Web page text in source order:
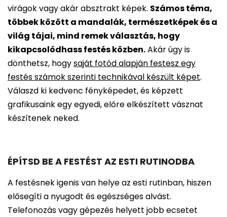
virágok vagy akár absztrakt képek. Számos téma,
többek között a mandalák, természetképek és a
világ tájai, mind remek választás, hogy
kikapcsolódhass festés közben.Akár úgy is
dönthetsz, hogysaját fotód alapján festesz egy
festés számok szerinti technikával készült képet.
Válaszd ki kedvenc fényképedet, és képzett
grafikusaink egy egyedi, előre elkészített vásznat
készítenek neked.
ÉPÍTSD BE A FESTÉST AZ ESTI RUTINODBA
A festésnek igenis van helye az esti rutinban, hiszen
elősegíti a nyugodt és egészséges alvást.
Telefonozás vagy gépezés helyett jobb ecsetet